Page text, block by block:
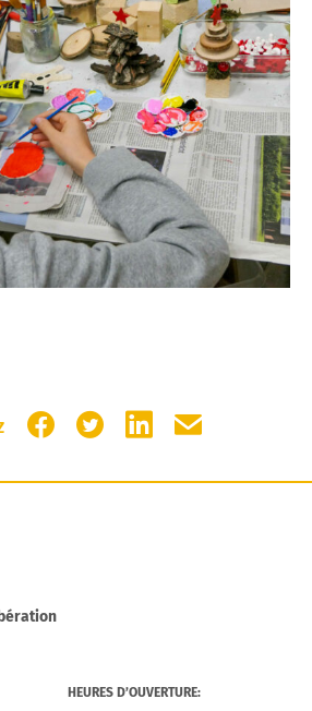
PARTAGER SUR FACEBOOK
PARTAGER SUR TWITTER
PARTAGER SUR
PARTAGER
HEURES D’OUVERTURE: